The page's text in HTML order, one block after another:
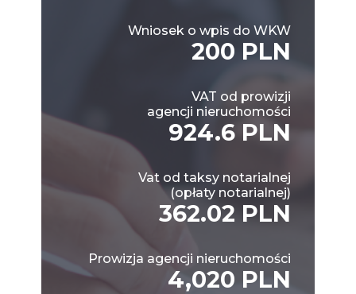
Wniosek o wpis do WKW
200 PLN
VAT od prowizji
agencji nieruchomości
924.6 PLN
Vat od taksy notarialnej
(opłaty notarialnej)
362.02 PLN
Prowizja agencji nieruchomości
4,020 PLN